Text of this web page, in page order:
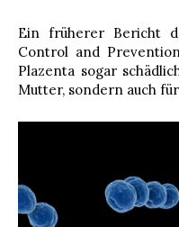
Ein früherer Bericht
Control and
Plazenta sogar
Mutter, sondern auch für